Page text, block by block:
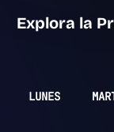
Explora la
LUNES